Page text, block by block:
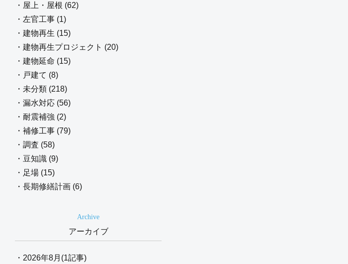
・屋上・屋根 (62)
・左官工事 (1)
・建物再生 (15)
・建物再生プロジェクト (20)
・建物延命 (15)
・戸建て (8)
・未分類 (218)
・漏水対応 (56)
・耐震補強 (2)
・補修工事 (79)
・調査 (58)
・豆知識 (9)
・足場 (15)
・長期修繕計画 (6)
Archive
アーカイブ
・2026年8月(1記事)